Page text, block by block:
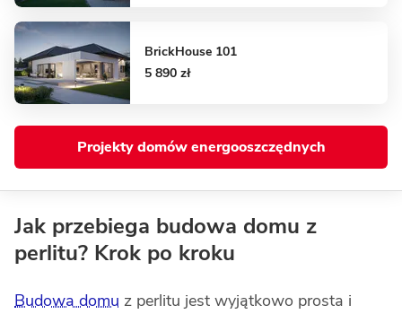
BrickHouse 101
5 890 zł
Projekty domów energooszczędnych
Jak przebiega budowa domu z
perlitu? Krok po kroku
Budowa domu z perlitu jest wyjątkowo prosta i